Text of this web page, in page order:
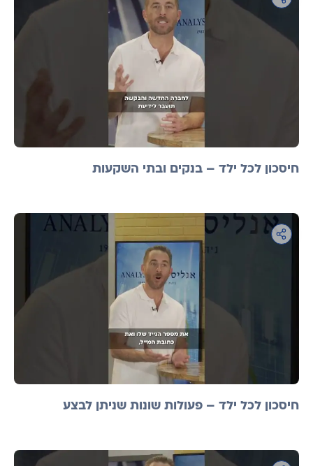
חיסכון לכל ילד – בנקים ובתי השקעות
חיסכון לכל ילד – פעולות שונות שניתן לבצע